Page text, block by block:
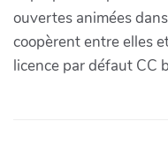
ouvertes animées
coopèrent entre elles
licence par défaut CC